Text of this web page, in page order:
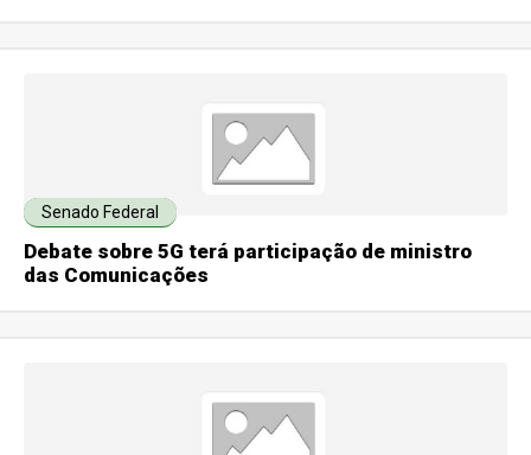
Senado Federal
Debate sobre 5G terá participação de ministro
das Comunicações